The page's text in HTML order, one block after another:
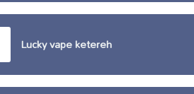
Lucky vape ketereh